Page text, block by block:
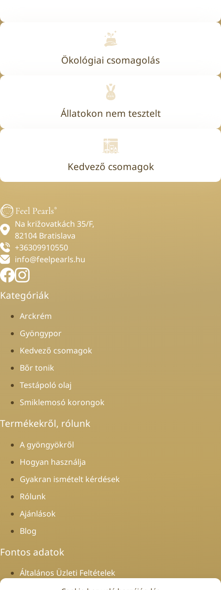
Ökológiai csomagolás
Állatokon nem tesztelt
Kedvező csomagok
Na križovatkách 35/F,
82104 Bratislava
+36309910550
info@feelpearls.hu
Kategóriák
Arckrém
Gyöngypor
Kedvező csomagok
Bőr tonik
Testápoló olaj
Smiklemosó korongok
Termékekről, rólunk
A gyöngyökről
Hogyan használja
Gyakran ismételt kérdések
Rólunk
Ajánlások
Blog
Fontos adatok
Általános Üzleti Feltételek